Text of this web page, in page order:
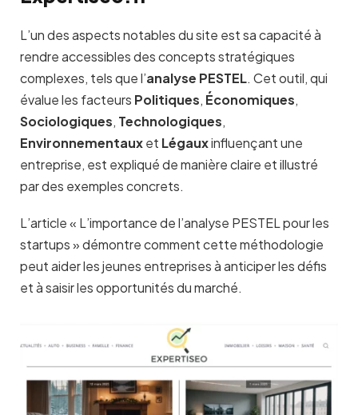
L’un des aspects notables du site est sa capacité à
rendre accessibles des concepts stratégiques
complexes, tels que l’analyse PESTEL. Cet outil, qui
évalue les facteurs Politiques, Économiques,
Sociologiques, Technologiques,
Environnementauxet Légauxinfluençant une
entreprise, est expliqué de manière claire et illustré
par des exemples concrets.
L’article « L’importance de l’analyse PESTEL pour les
startups » démontre comment cette méthodologie
peut aider les jeunes entreprises à anticiper les défis
et à saisir les opportunités du marché.